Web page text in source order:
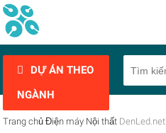
DỰ ÁN THEO
NGÀNH
Trang chủ Điện máy Nội thất DenLed.net